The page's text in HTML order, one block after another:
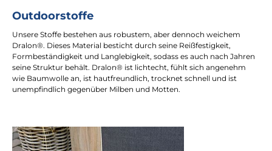
Outdoorstoffe
Unsere Stoffe bestehen aus robustem, aber dennoch weichem
Dralon®. Dieses Material besticht durch seine Reißfestigkeit,
Formbeständigkeit und Langlebigkeit, sodass es auch nach Jahren
seine Struktur behält. Dralon® ist lichtecht, fühlt sich angenehm
wie Baumwolle an, ist hautfreundlich, trocknet schnell und ist
unempfindlich gegenüber Milben und Motten.